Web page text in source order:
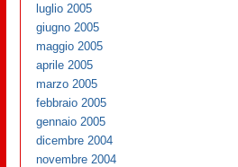
luglio 2005
giugno 2005
maggio 2005
aprile 2005
marzo 2005
febbraio 2005
gennaio 2005
dicembre 2004
novembre 2004